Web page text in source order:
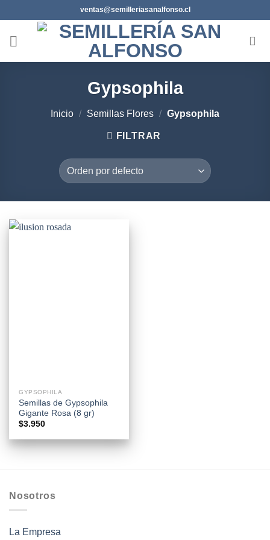
al
contenido
ventas@semilleriasanalfonso.cl
Gypsophila
Inicio / Semillas Flores / Gypsophila
FILTRAR
GYPSOPHILA
Semillas de Gypsophila
Gigante Rosa (8 gr)
$3.950
Nosotros
La Empresa